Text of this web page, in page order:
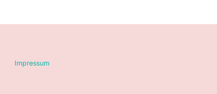
Impressum